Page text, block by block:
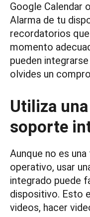
Google Calendar
Alarma de tu
recordatorios
momento
pueden
olvides un
Utiliza
soporte
Aunque no es
operativo, usar
integrado puede
dispositivo. Esto
videos, hacer